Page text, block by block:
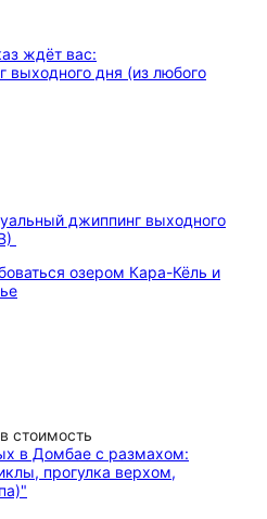
джиппинг выходного
озером Кара-Кёль и
стоимость